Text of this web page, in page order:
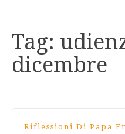
Tag:
dicembre
Riflessioni Di Papa